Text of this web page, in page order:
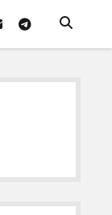
emailtelegram